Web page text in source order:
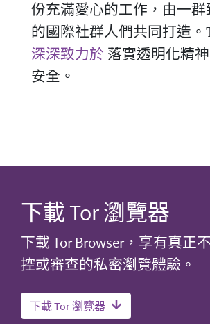
份充滿愛心的工作，由一
的國際社群人們共同打造
深深致力於 落實透明化精
安全。
下載 Tor 瀏覽器
下載 Tor Browser，享有真正
控或審查的私密瀏覽體驗。
下載 Tor 瀏覽器